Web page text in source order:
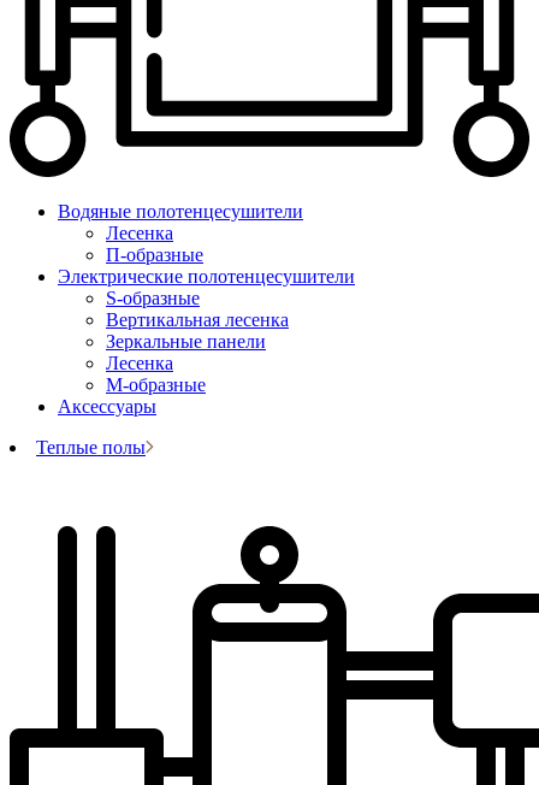
Водяные полотенцесушители
Лесенка
П-образные
Электрические полотенцесушители
S-образные
Вертикальная лесенка
Зеркальные панели
Лесенка
М-образные
Аксессуары
Теплые полы